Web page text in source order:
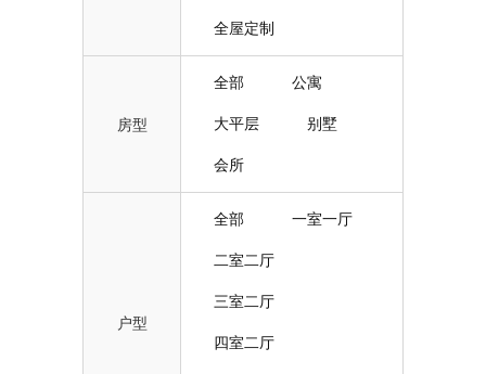
全屋定制
房型
全部 公寓
大平层 别墅
会所
户型
全部 一室一厅
二室二厅
三室二厅
四室二厅